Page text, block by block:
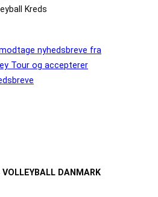
Kreds
nyhedsbreve fra
Tour og accepterer
DANMARK